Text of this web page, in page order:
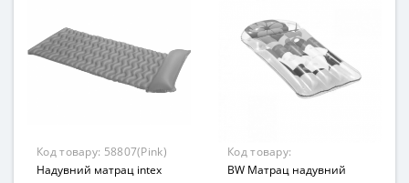
Код товару: 58807(Pink)
Надувний матрац intex
Код товару:
44037(Orange)
BW Матрац надувний